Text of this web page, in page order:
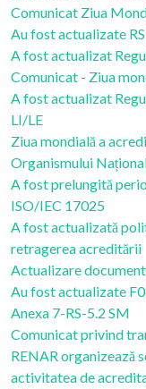
Comunicat Ziua
Au fost actualizate
A fost actualizat
Comunicat - Ziua
A fost actualizat
LI/LE
Ziua mondială a
Organismului
A fost prelungită
ISO/IEC 17025
A fost actualizată
retragerea acreditării
Actualizare
Au fost actualizate
Anexa 7-RS-5.2 SM
Comunicat privind
RENAR organizează
activitatea de